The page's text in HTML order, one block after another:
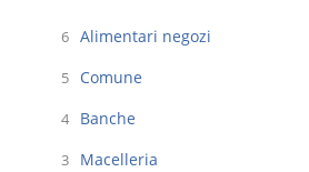
6 Alimentari negozi
5 Comune
4 Banche
3 Macelleria